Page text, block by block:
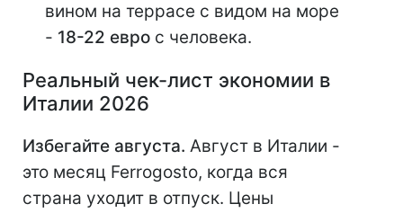
вином на террасе с видом на море
- 18-22 евро с человека.
Реальный чек-лист экономии в
Италии 2026
Избегайте августа. Август в Италии -
это месяц Ferrogosto, когда вся
страна уходит в отпуск. Цены